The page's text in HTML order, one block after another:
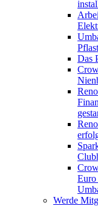
Das
Euro
Werde